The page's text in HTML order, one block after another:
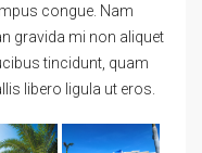
congue. Nam
gravida mi non aliquet
tincidunt, quam
libero ligula ut eros.